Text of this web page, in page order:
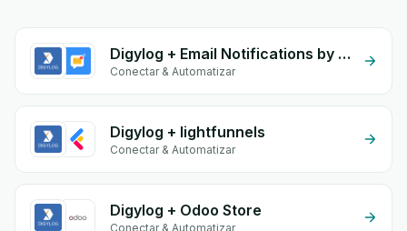
Digylog + Email Notifications by eGrow
Conectar & Automatizar
Digylog + lightfunnels
Conectar & Automatizar
Digylog + Odoo Store
Conectar & Automatizar